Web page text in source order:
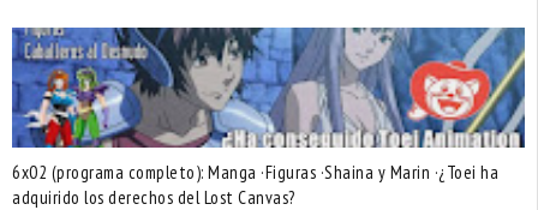
6x02 (programa completo): Manga ·Figuras ·Shaina y Marin ·¿Toei ha
adquirido los derechos del Lost Canvas?